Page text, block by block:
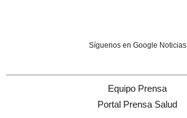
Síguenos en Google Noticias
Equipo Prensa
Portal Prensa Salud